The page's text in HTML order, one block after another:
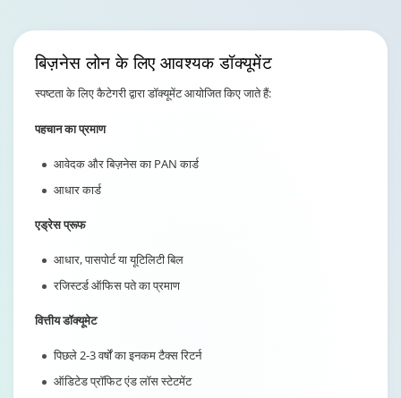
बिज़नेस लोनके लिए आवश्यक डॉक्यूमेंट
स्पष्टता के लिए कैटेगरी द्वारा डॉक्यूमेंट आयोजित किए जाते हैं:
पहचान का प्रमाण
आवेदक और बिज़नेस का PAN कार्ड
आधार कार्ड
एड्रेस प्रूफ
आधार, पासपोर्ट या यूटिलिटी बिल
रजिस्टर्ड ऑफिस पते का प्रमाण
वित्तीय डॉक्यूमेट
पिछले 2-3 वर्षों का इनकम टैक्स रिटर्न
ऑडिटेड प्रॉफिट एंड लॉस स्टेटमेंट